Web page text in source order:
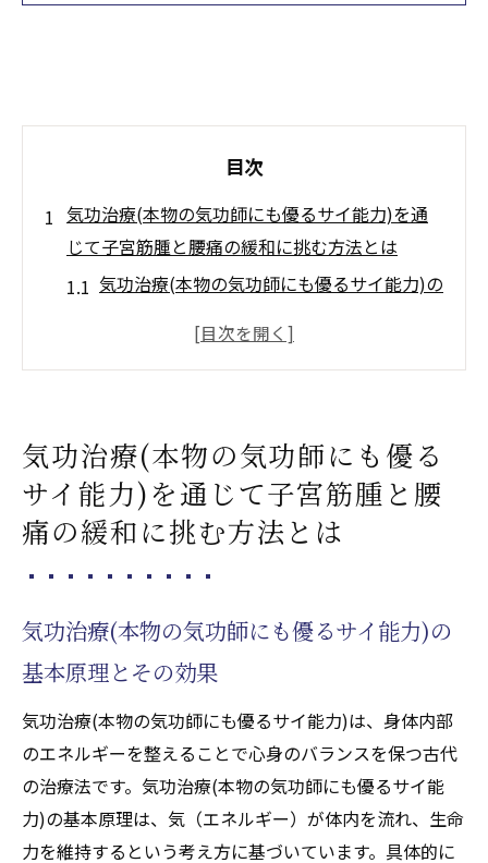
目次
気功治療(本物の気功師にも優るサイ能力)を通
じて子宮筋腫と腰痛の緩和に挑む方法とは
気功治療(本物の気功師にも優るサイ能力)の
子宮筋腫に対する気功治療(本物の気功師に
も優るサイ能力)の活用法
実際の症例から見る気功治療(本物の気功師
にも優るサイ能力)の有効性
気功治療(本物の気功師にも優るサイ能力)に
よる心身の調和を促す秘訣
のエネルギーがもたらす健康効果を探る
天啓気功治療や療法で活性化するクンダリ
ニーとは何か？その基本的な理解
天啓気功治療や療法で活性化するクンダリ
気功治療(本物の気功師にも優る
サイ能力)を通じて子宮筋腫と腰
痛の緩和に挑む方法とは
気功治療(本物の気功師にも優るサイ能力)の
基本原理とその効果
気功治療(本物の気功師にも優るサイ能力)は、身体内部
のエネルギーを整えることで心身のバランスを保つ古代
の治療法です。気功治療(本物の気功師にも優るサイ能
力)の基本原理は、気（エネルギー）が体内を流れ、生命
力を維持するという考え方に基づいています。具体的に